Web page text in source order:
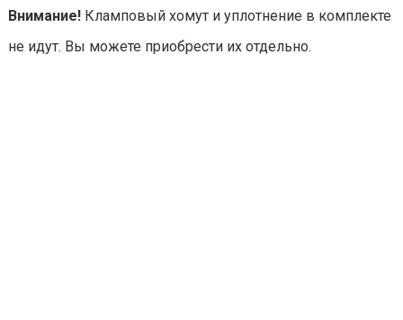
Внимание! Кламповый хомут и уплотнение в комплекте
не идут. Вы можете приобрести их отдельно.